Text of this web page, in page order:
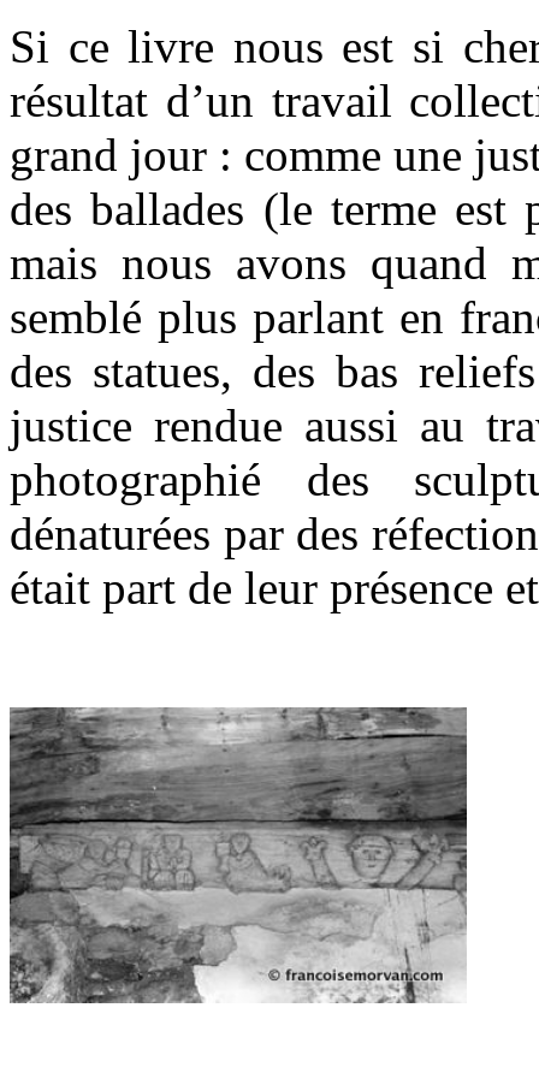
Si ce livre nous est si
résultat d’un travail
grand jour : comme une
des ballades (le terme
mais nous avons quand
semblé plus parlant en
des statues, des bas
justice rendue aussi au
photographié des
dénaturées par des
était part de leur présence